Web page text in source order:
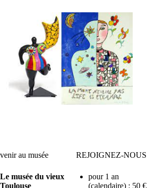
venir au musée
Le musée du vieux
Toulouse
REJOIGNEZ-NOUS
pour 1 an
(calendaire) : 50 €